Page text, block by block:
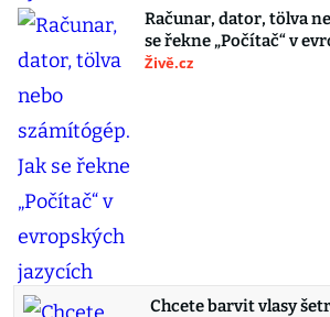
Računar, dator, tölva
se řekne „Počítač“ v
Živě.cz
Chcete barvit vlasy